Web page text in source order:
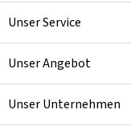
Unser Service
Unser Angebot
Unser Unternehmen